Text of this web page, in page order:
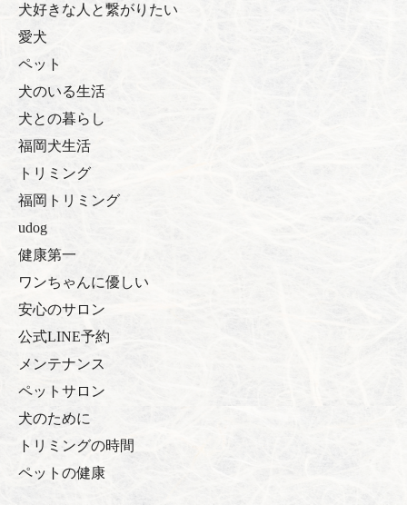
犬好きな人と繋がりたい
愛犬
ペット
犬のいる生活
犬との暮らし
福岡犬生活
トリミング
福岡トリミング
udog
健康第一
ワンちゃんに優しい
安心のサロン
公式LINE予約
メンテナンス
ペットサロン
犬のために
トリミングの時間
ペットの健康